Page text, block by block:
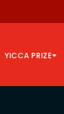
YICCA PRIZE